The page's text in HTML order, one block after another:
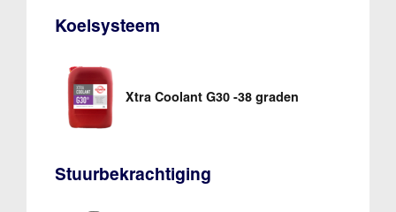
Koelsysteem
Xtra Coolant G30 -38 graden
Stuurbekrachtiging